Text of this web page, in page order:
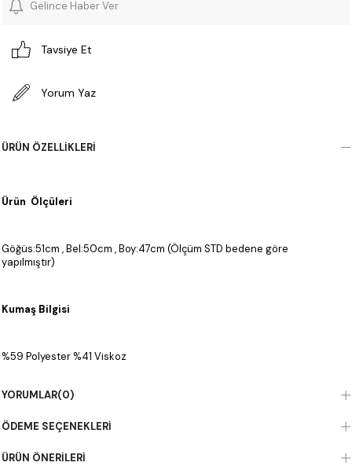
Gelince Haber Ver
Tavsiye Et
Yorum Yaz
ÜRÜN ÖZELLIKLERI
Ürün Ölçüleri
Göğüs:51cm , Bel:50cm , Boy:47cm (Ölçüm STD bedene göre
yapılmıştır)
Kumaş Bilgisi
%59 Polyester %41 Viskoz
YORUMLAR(0)
ÖDEME SEÇENEKLERI
ÜRÜN ÖNERILERI